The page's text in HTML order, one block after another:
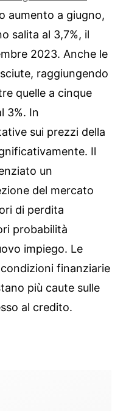
aumento a giugno,
salita al 3,7%, il
2023. Anche le
raggiungendo
quelle a cinque
3%. In
sui prezzi della
Il
un
del mercato
di perdita
probabilità
impiego. Le
finanziarie
più caute sulle
al credito.